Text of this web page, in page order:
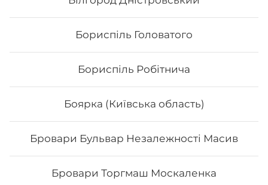
Бориспіль Головатого
Бориспіль Робітнича
Боярка (Київська область)
Бровари Бульвар Незалежності Масив
Бровари Торгмаш Москаленка
Сет «Хокі»